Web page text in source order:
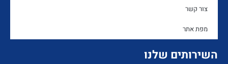
צור קשר
מפת אתר
השירותים שלנו